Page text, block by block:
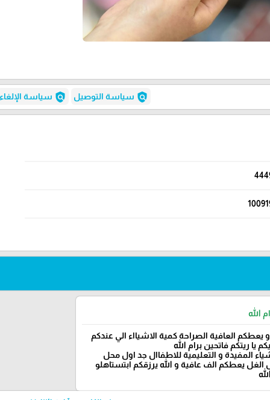
policy سياسة التوصيل policy سياسة الإلغاء
الله
يعطكم العافية الصراحة كمية الاشيااء الي عندكم
يا ريتكم فاتحين برام الله
المفيدة و التعليمية للاطفاال جد اول محل
يعطكم الف عافية و الله يرزقكم ابتستاهلو